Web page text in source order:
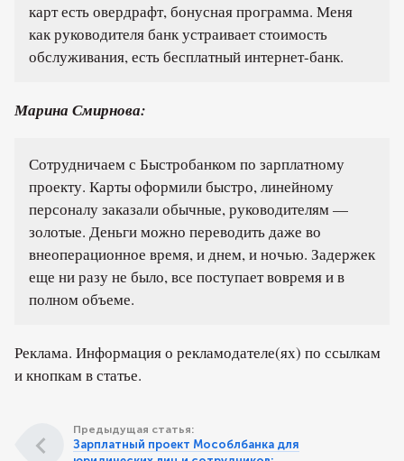
карт есть овердрафт, бонусная программа. Меня
как руководителя банк устраивает стоимость
обслуживания, есть бесплатный интернет-банк.
Марина Смирнова:
Сотрудничаем с Быстробанком по зарплатному
проекту. Карты оформили быстро, линейному
персоналу заказали обычные, руководителям —
золотые. Деньги можно переводить даже во
внеоперационное время, и днем, и ночью. Задержек
еще ни разу не было, все поступает вовремя и в
полном объеме.
Реклама. Информация о рекламодателе(ях) по ссылкам
и кнопкам в статье.
Предыдущая статья:
Зарплатный проект Мособлбанка для